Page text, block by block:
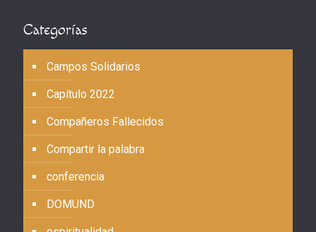
Categorías
Campos Solidarios
Capítulo 2022
Compañeros Fallecidos
Compartir la palabra
conferencia
DOMUND